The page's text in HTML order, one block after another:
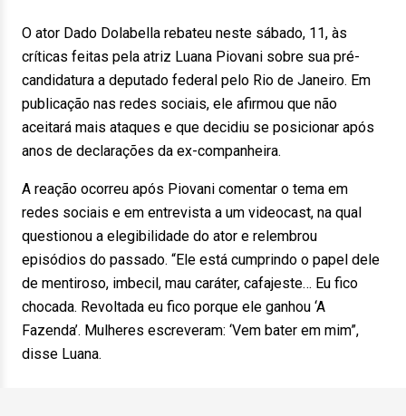
O ator Dado Dolabella rebateu neste sábado, 11, às
críticas feitas pela atriz Luana Piovani sobre sua pré-
candidatura a deputado federal pelo Rio de Janeiro. Em
publicação nas redes sociais, ele afirmou que não
aceitará mais ataques e que decidiu se posicionar após
anos de declarações da ex-companheira.
A reação ocorreu após Piovani comentar o tema em
redes sociais e em entrevista a um videocast, na qual
questionou a elegibilidade do ator e relembrou
episódios do passado. “Ele está cumprindo o papel dele
de mentiroso, imbecil, mau caráter, cafajeste… Eu fico
chocada. Revoltada eu fico porque ele ganhou ‘A
Fazenda’. Mulheres escreveram: ‘Vem bater em mim”,
disse Luana.